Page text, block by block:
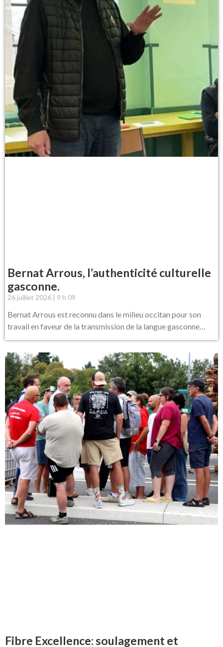
Bernat Arrous, l’authenticité culturelle
gasconne.
26 juillet 2026 9 h 09
Bernat Arrous est reconnu dans le milieu occitan pour son
travail en faveur de la transmission de la langue gasconne…
Fibre Excellence: soulagement et